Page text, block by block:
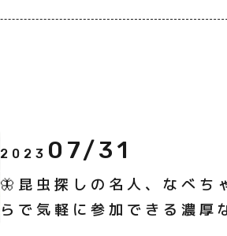
2023 07/31
🦋昆虫探しの名人、なべち
らで気軽に参加できる濃厚